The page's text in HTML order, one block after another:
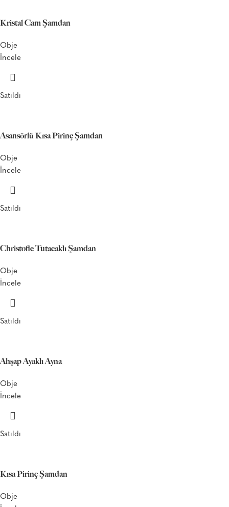
Kristal Cam Şamdan
Obje
İncele
Satıldı
Asansörlü Kısa Pirinç Şamdan
Obje
İncele
Satıldı
Christofle Tutacaklı Şamdan
Obje
İncele
Satıldı
Ahşap Ayaklı Ayna
Obje
İncele
Satıldı
Kısa Pirinç Şamdan
Obje